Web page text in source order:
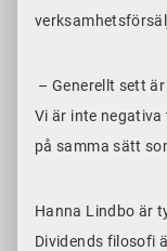
– Generellt sett
Vi är inte
på samma sätt
Hanna Lindbo är
Dividends filosofi